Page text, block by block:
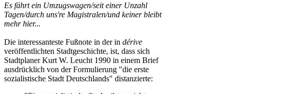
Es fährt ein Umzugswagen/seit einer Unzahl
Tagen/durch uns're Magistralen/und keiner bleibt
mehr hier...
Die interessanteste Fußnote in der in dérive
veröffentlichten Stadtgeschichte, ist, dass sich
Stadtplaner Kurt W. Leucht 1990 in einem Brief
ausdrücklich von der Formulierung "die erste
sozialistische Stadt Deutschlands" distanzierte: